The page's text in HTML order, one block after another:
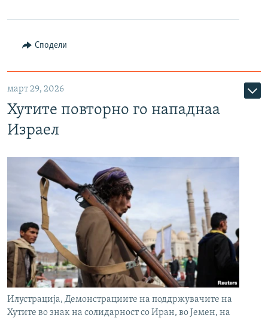
Сподели
март 29, 2026
Хутите повторно го нападнаа
Израел
Илустрација, Демонстрациите на поддржувачите на
Хутите во знак на солидарност со Иран, во Јемен, на